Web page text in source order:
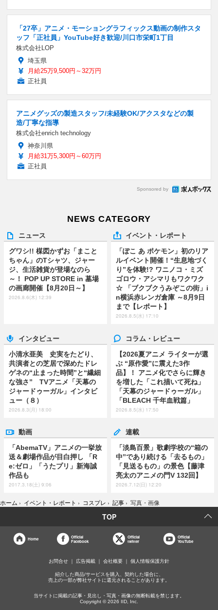
「27卒」アニメ・モーショングラフィックス動画の制作スタ
ッフ「正社員」YouTube好き歓迎/川口市栄町1丁目
株式会社LOP
埼玉県
月給25万9,500円～32万円
正社員
アニメグッズの製造スタッフ/未経験OK/アクスタなどの製
造/丁寧な指導
株式会社enrich technology
神奈川県
月給31万5,300円～60万円
正社員
Sponsored by
NEWS CATEGORY
ニュース
グワシ!! 楳図かずお「まこと
ちゃん」のTシャツ、ジャー
ジ、生活雑貨が登場なのら
～！ POP UP STORE in 墓場
の画廊開催【8月20日～】
2026.8.6(木) 12:39
イベント・レポート
「ぽこ あ ポケモン」初のリア
ルイベント開催！“生息地づく
り”を体験!? ワニノコ・ミズ
ゴロウ・アシマリもワクワク
☆ 「ブクブクうみぞこの街」i
n横浜赤レンガ倉庫 ～8月9日
まで【レポート】
2026.8.5(水) 17:10
インタビュー
小清水亜美 史実をたどり、
共演者との芝居で深めたドレ
ゲネの“止まった時間”と“繊細
な強さ” TVアニメ「天幕の
ジャードゥーガル」インタビ
ュー（８）
2026.8.3(月) 18:00
コラム・レビュー
【2026夏アニメ ライターが選
ぶ “原作愛”に震えた3作
品】！ アニメ化でさらに輝き
を増した「これ描いて死ね」
「天幕のジャードゥーガル」
「BLEACH 千年血戦篇」
2026.8.5(水) 17:50
動画
「AbemaTV」アニメの一挙放
送＆劇場作品が目白押し 「R
e:ゼロ」「うたプリ」新海誠
作品も
2017.3.18(土) 9:06
連載
「淡島百景」歌劇学校の“箱の
中”であり続ける「去るもの」
「見送るもの」の景色【藤津
亮太のアニメの門V 132回】
2026.7.12(日) 12:20
ホーム › イベント・レポート › コスプレ › 記事 › 写真・画像
TOP
Home
Official
Facebook
Official
twitter
Official
YouTube
お問合せ 広告掲載 会社概要 個人情報保護方針
紹介した商品/サービスを購入、契約した場合に、
売上の一部が弊社サイトに還元されることがあります。
当サイトに掲載の記事・見出し・写真・画像の無断転載を禁じます。
Copyright © 2026 IID, Inc.